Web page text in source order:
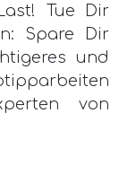
Tue Dir
Spare Dir
und
von